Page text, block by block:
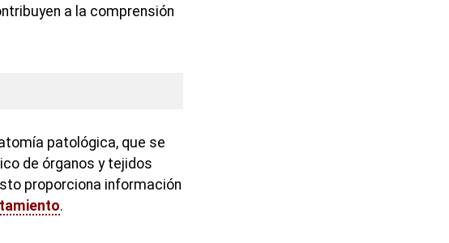
a la comprensión
patológica, que se
de órganos y tejidos
proporciona información
.